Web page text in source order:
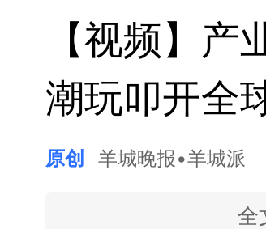
【视频】
潮玩叩开全
原创 羊城晚报•羊城派
全